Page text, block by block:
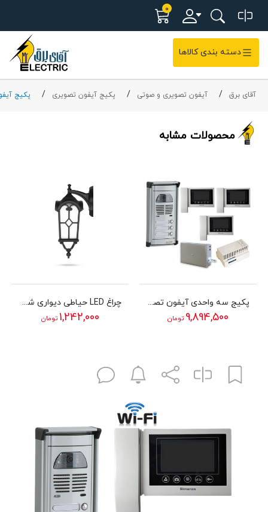
0
دسته بندی کالاها
آقای برق آیفون تصویری و صوتی پکیج آیفون تصویری پکیج
محصولات مشابه
پکیج سه واحدی آیفون تصویری سیماران مدل 43TK
9,894,500 تومان
چراغ LED حیاطی دیواری شب تاب مدل روشا با شاخه فانتزی سرازیر
1,242,000 تومان